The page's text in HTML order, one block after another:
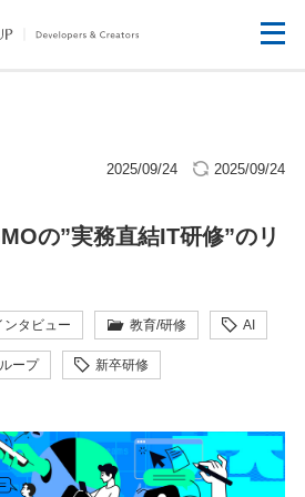
2025/09/24 2025/09/24
の”実務直結IT研修”のリ
ンタビュー 教育/研修 AI
ープ 新卒研修